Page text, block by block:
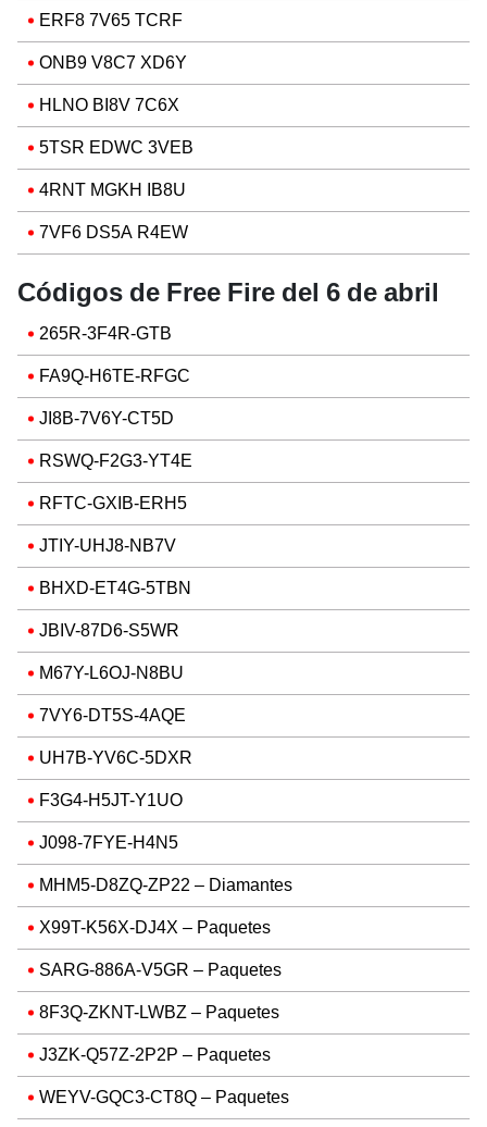
ERF8 7V65 TCRF
ONB9 V8C7 XD6Y
HLNO BI8V 7C6X
5TSR EDWC 3VEB
4RNT MGKH IB8U
7VF6 DS5A R4EW
Códigos de Free Fire del 6 de abril
265R-3F4R-GTB
FA9Q-H6TE-RFGC
JI8B-7V6Y-CT5D
RSWQ-F2G3-YT4E
RFTC-GXIB-ERH5
JTIY-UHJ8-NB7V
BHXD-ET4G-5TBN
JBIV-87D6-S5WR
M67Y-L6OJ-N8BU
7VY6-DT5S-4AQE
UH7B-YV6C-5DXR
F3G4-H5JT-Y1UO
J098-7FYE-H4N5
MHM5-D8ZQ-ZP22 – Diamantes
X99T-K56X-DJ4X – Paquetes
SARG-886A-V5GR – Paquetes
8F3Q-ZKNT-LWBZ – Paquetes
J3ZK-Q57Z-2P2P – Paquetes
WEYV-GQC3-CT8Q – Paquetes